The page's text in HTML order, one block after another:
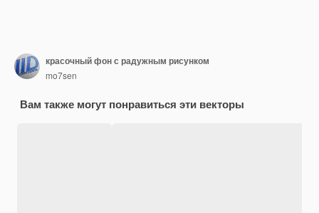
красочный фон с радужным рисунком
mo7sen
Вам также могут понравиться эти векторы